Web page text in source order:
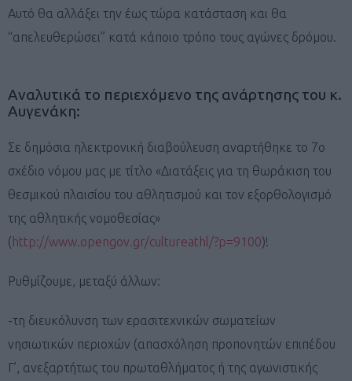
Αυτό θα αλλάξει την έως τώρα κατάσταση και θα
“απελευθερώσει” κατά κάποιο τρόπο τους αγώνες δρόμου.
Αναλυτικά το περιεχόμενο της ανάρτησης του κ.
Αυγενάκη:
Σε δημόσια ηλεκτρονική διαβούλευση αναρτήθηκε το 7ο
σχέδιο νόμου μας με τίτλο «Διατάξεις για τη θωράκιση του
θεσμικού πλαισίου του αθλητισμού και τον εξορθολογισμό
της αθλητικής νομοθεσίας»
( http://www.opengov.gr/cultureathl/?p=9100)!
Ρυθμίζουμε, μεταξύ άλλων:
-τη διευκόλυνση των ερασιτεχνικών σωματείων
νησιωτικών περιοχών (απασχόληση προπονητών επιπέδου
Γ’, ανεξαρτήτως του πρωταθλήματος ή της αγωνιστικής